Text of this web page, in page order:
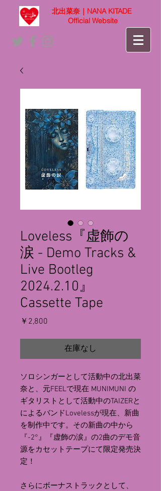
北出菜奈｜NANA KITADE
Official Website
Loveless『虚飾の
涙 - Demo Tracks &
Live Bootleg
2024.2.10』
Cassette Tape
￥2,800
在庫なし
ソロシンガーとして活動中の北出菜
奈と、元FEELで現在 MUNIMUNI の
ギタリストとして活動中のTAIZERと
によるバンドLovelessが現在、新曲
を制作中です。その新曲の中から
『-2°』『虚飾の涙』の2曲のデモ音
源をカセットテープにて限定発売決
定！
さらにボーナストラックとして、